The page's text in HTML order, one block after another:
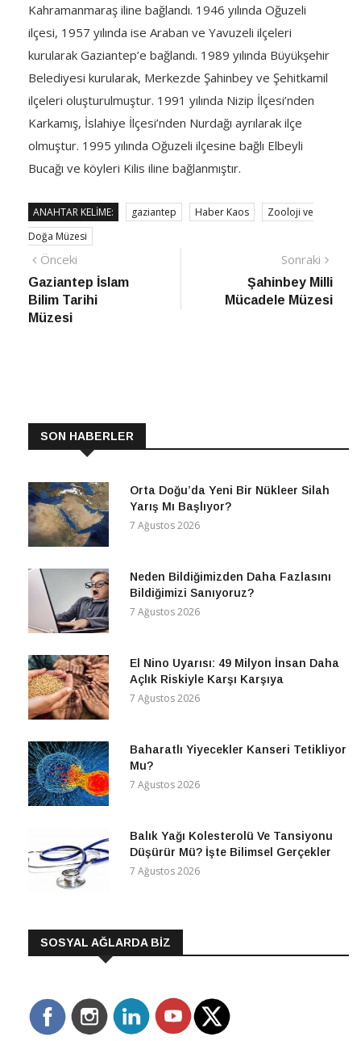
Kahramanmaraş iline bağlandı. 1946 yılında Oğuzeli
ilçesi, 1957 yılında ise Araban ve Yavuzeli ilçeleri
kurularak Gaziantep’e bağlandı. 1989 yılında Büyükşehir
Belediyesi kurularak, Merkezde Şahinbey ve Şehitkamil
ilçeleri oluşturulmuştur. 1991 yılında Nizip İlçesi’nden
Karkamış, İslahiye İlçesi’nden Nurdağı ayrılarak ilçe
olmuştur. 1995 yılında Oğuzeli ilçesine bağlı Elbeyli
Bucağı ve köy­leri Kilis iline bağlanmıştır.
ANAHTAR KELIME: gaziantep Haber Kaos
Zooloji ve
Doğa Müzesi
Yazı
gezinmesi
Önceki
haber
Gaziantep İslam
Bilim Tarihi
Müzesi
Sonraki
Şahinbey Milli
Mücadele Müzesi
SON HABERLER
Orta Doğu’da Yeni Bir Nükleer Silah
Yarış Mı Başlıyor?
7 Ağustos 2026
Neden Bildiğimizden Daha Fazlasını
Bildiğimizi Sanıyoruz?
7 Ağustos 2026
El Nino Uyarısı: 49 Milyon İnsan Daha
Açlık Riskiyle Karşı Karşıya
7 Ağustos 2026
Baharatlı Yiyecekler Kanseri Tetikliyor
Mu?
7 Ağustos 2026
Balık Yağı Kolesterolü Ve Tansiyonu
Düşürür Mü? İşte Bilimsel Gerçekler
7 Ağustos 2026
SOSYAL AĞLARDA BİZ